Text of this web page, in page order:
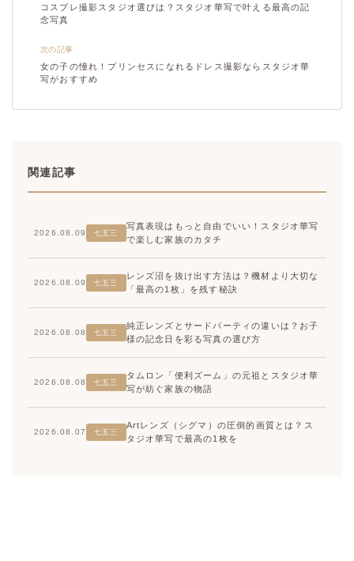
コスプレ撮影スタジオ選びは？スタジオ華写で叶える最高の記
念写真
次の記事
女の子の憧れ！プリンセスになれるドレス撮影ならスタジオ華
写がおすすめ
関連記事
2026.08.09 七五三
写真表現はもっと自由でいい！スタジオ華写
で楽しむ家族のカタチ
2026.08.09 七五三
レンズ沼を抜け出す方法は？機材より大切な
「最高の1枚」を残す秘訣
2026.08.08 七五三
純正レンズとサードパーティの違いは？お子
様の記念日を彩る写真の選び方
2026.08.08 七五三
タムロン「便利ズーム」の元祖とスタジオ華
写が紡ぐ家族の物語
2026.08.07 七五三
Artレンズ（シグマ）の圧倒的画質とは？ス
タジオ華写で最高の1枚を